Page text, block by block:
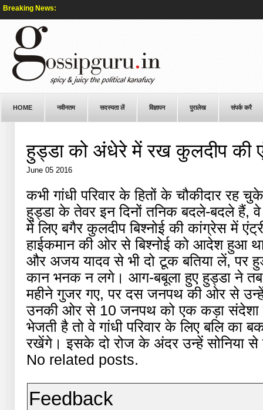
Breaking News:
HOME नवीनतम सदस्यता लें विज्ञापन पुरालेख संपर्क करै
हुड्डा को अंधेरे में रख कुलदीप की
June 05 2016
कभी गांधी परिवार के हितों के चौकीदार रह
हुड्डा के तेवर इन दिनों तनिक बदले-बदले हैं, वे
में लिए बगैर कुलदीप बिश्नोई की कांग्रेस में
हाईकमान की ओर से बिश्नोई को आदेश हुआ
और अजय यादव से भी दो टूक बतिया लें, पर
कान भनक न लगे। आग-बबूला हुए हुड्डा ने तब
महीने गुजर गए, पर दस जनपथ की ओर से उन्हें
उनकी ओर से 10 जनपथ को एक कड़ा संदेशा
भेजती है तो वे गांधी परिवार के लिए बलि का
रखेंगे। इसके दो रोज के अंदर उन्हें सोनिया से
No related posts.
Feedback